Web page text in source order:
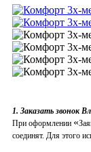
1. Заказать звонок
При оформлении «
соединят. Для этого